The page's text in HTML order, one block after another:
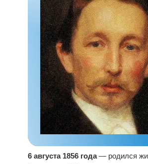
6 августа 1856 года— родился